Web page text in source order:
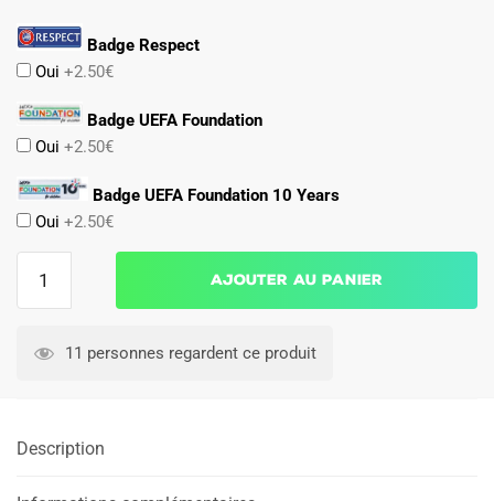
Badge Respect
Oui +2.50€
Badge UEFA Foundation
Oui +2.50€
Badge UEFA Foundation 10 Years
Oui +2.50€
2025
Ajouter au panier
11 personnes regardent ce produit
Description